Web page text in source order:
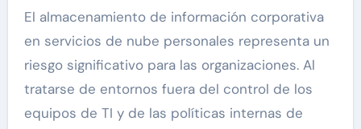
El almacenamiento de información corporativa
en servicios de nube personales representa un
riesgo significativo para las organizaciones. Al
tratarse de entornos fuera del control de los
equipos de TI y de las políticas internas de